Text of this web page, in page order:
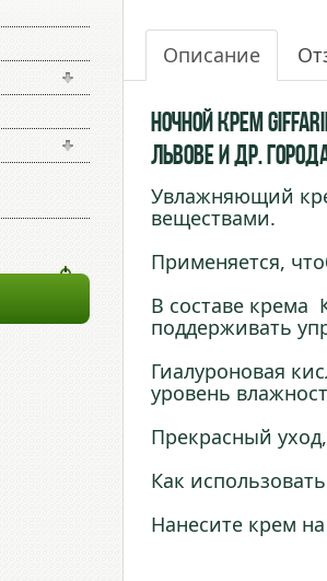
Описание
Ночной крем
Львове и др.
Увлажняющий
веществами.
Применяется,
В составе крема
поддерживать
Гиалуроновая
уровень
Прекрасный
Как
Нанесите крем